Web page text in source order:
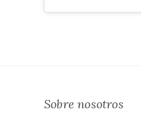
Sobre nosotros